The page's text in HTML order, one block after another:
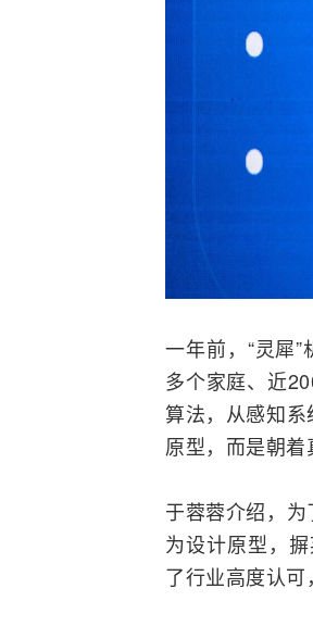
一年前，“灵犀
多个家庭、近
算法，从感知系
原型，而是朝着
于蓉蓉介绍，
为设计原型，
了行业高度认可